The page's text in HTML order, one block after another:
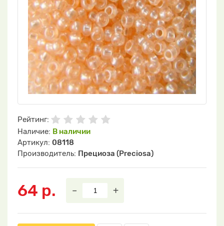
Рейтинг:
Наличие: В наличии
Артикул: 08118
Производитель: Прециоза (Preciosa)
64 р. – +